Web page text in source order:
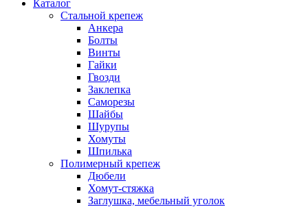
Каталог
Стальной крепеж
Анкера
Болты
Винты
Гайки
Гвозди
Заклепка
Саморезы
Шайбы
Шурупы
Хомуты
Шпилька
Полимерный крепеж
Дюбели
Хомут-стяжка
Заглушка, мебельный уголок